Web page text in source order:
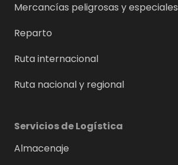
Mercancías peligrosas y especiales
Reparto
Ruta internacional
Ruta nacional y regional
Servicios de Logística
Almacenaje